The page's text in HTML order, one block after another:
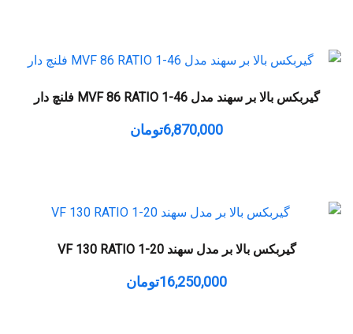
گیربکس بالا بر سهند مدل MVF 86 RATIO 1-46 فلنچ دار
6,870,000تومان
گیربکس بالا بر مدل سهند VF 130 RATIO 1-20
16,250,000تومان